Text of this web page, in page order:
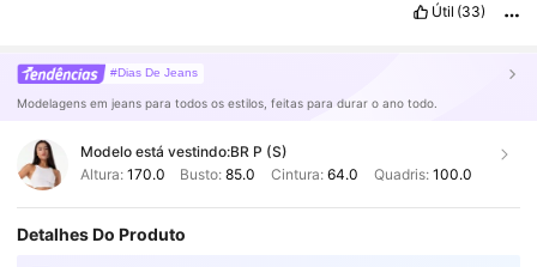
Útil (33)
#Dias De Jeans
Modelagens em jeans para todos os estilos, feitas para durar o ano todo.
Modelo está vestindo:BR P (S)
Altura: 170.0 Busto:85.0 Cintura: 64.0 Quadris: 100.0
Detalhes Do Produto